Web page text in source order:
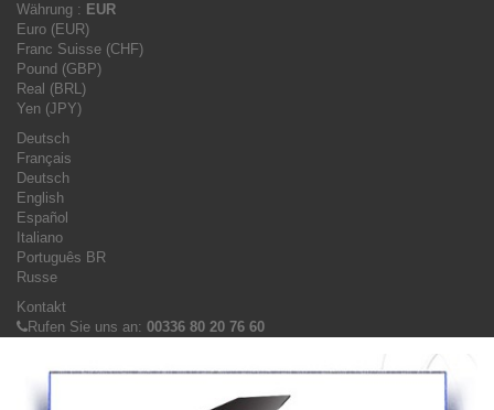
Währung : EUR
Euro (EUR)
Franc Suisse (CHF)
Pound (GBP)
Real (BRL)
Yen (JPY)
Deutsch
Français
Deutsch
English
Español
Italiano
Português BR
Russe
Kontakt
Rufen Sie uns an: 00336 80 20 76 60